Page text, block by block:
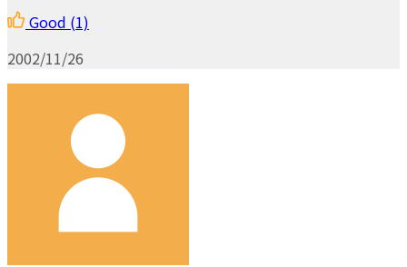
Good (1)
2002/11/26